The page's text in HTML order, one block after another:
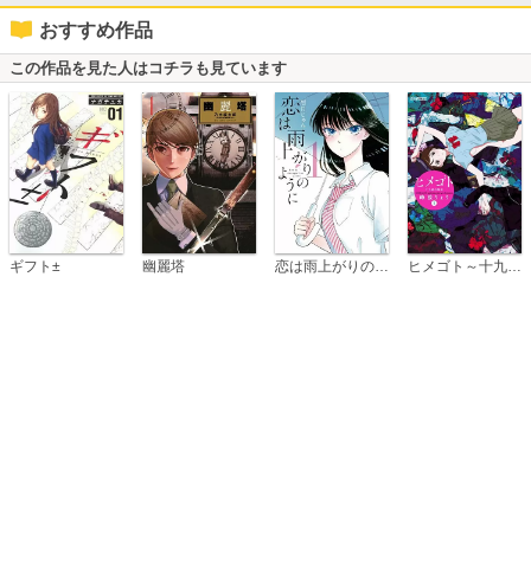
おすすめ作品
この作品を見た人はコチラも見ています
ギフト± 幽麗塔 恋は雨上がりのように ヒメゴト～十九歳の制服～